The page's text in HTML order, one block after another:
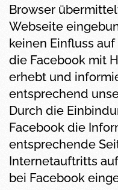
Browser
Webseite
keinen Einfluss
die Facebook mit
erhebt und
entsprechend
Durch die
Facebook die
entsprechende
Internetauftritts
bei Facebook